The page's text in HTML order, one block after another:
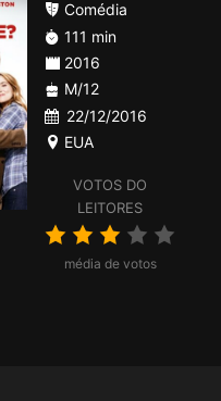
VOTOS DO
LEITORES
média de votos
Comédia
111 min
2016
M/12
22/12/2016
EUA